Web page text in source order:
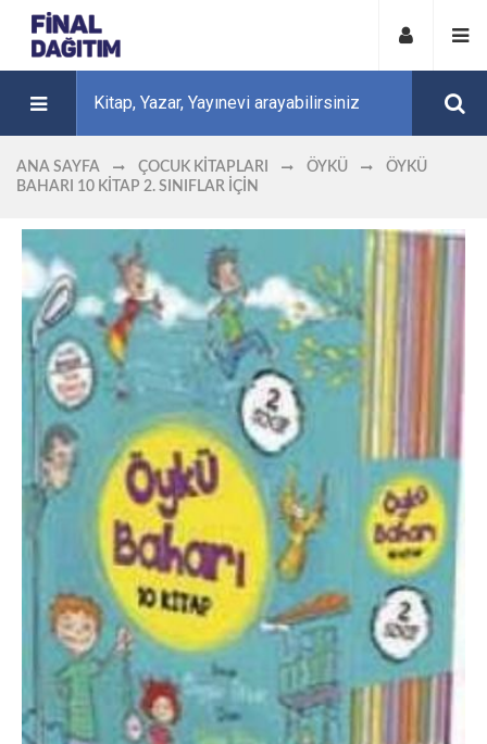
ANA SAYFA ÇOCUK KITAPLARI ÖYKÜ
ÖYKÜ
BAHARI 10 KITAP 2. SINIFLAR İÇIN